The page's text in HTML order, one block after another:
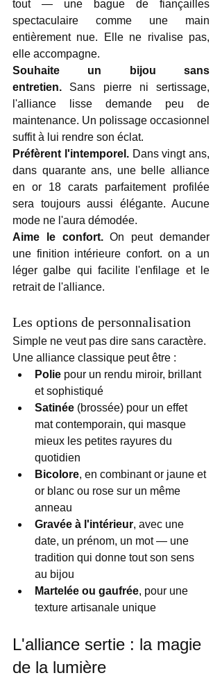
tout — une bague de fiançailles
spectaculaire comme une main
entièrement nue. Elle ne rivalise pas,
elle accompagne.
Souhaite un bijou sans
entretien. Sans pierre ni sertissage,
l'alliance lisse demande peu de
maintenance. Un polissage occasionnel
suffit à lui rendre son éclat.
Préfèrent l'intemporel. Dans vingt ans,
dans quarante ans, une belle alliance
en or 18 carats parfaitement profilée
sera toujours aussi élégante. Aucune
mode ne l'aura démodée.
Aime le confort. On peut demander
une finition intérieure confort. on a un
léger galbe qui facilite l'enfilage et le
retrait de l'alliance.
Les options de personnalisation
Simple ne veut pas dire sans caractère.
Une alliance classique peut être :
Polie pour un rendu miroir, brillant
et sophistiqué
Satinée (brossée) pour un effet
mat contemporain, qui masque
mieux les petites rayures du
quotidien
Bicolore, en combinant or jaune et
or blanc ou rose sur un même
anneau
Gravée à l'intérieur, avec une
date, un prénom, un mot — une
tradition qui donne tout son sens
au bijou
Martelée ou gaufrée, pour une
texture artisanale unique
L'alliance sertie : la magie
de la lumière